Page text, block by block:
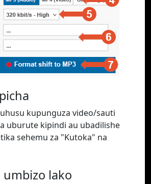
kupunguza video/sauti
uburute kipindi au ubadilishe
sehemu za "Kutoka" na
umbizo lako